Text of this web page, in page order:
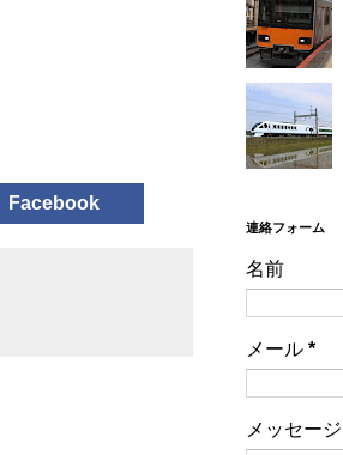
Facebook
連絡フォーム
名前
メール *
メッセージ